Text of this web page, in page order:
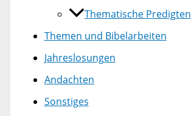
Thematische Predigten
Themen und Bibelarbeiten
Jahreslosungen
Andachten
Sonstiges